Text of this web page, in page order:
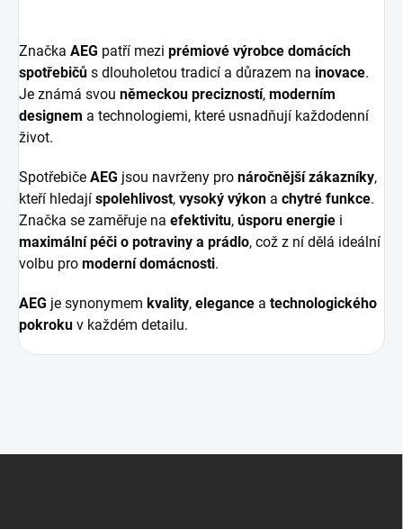
Značka AEG patří mezi prémiové výrobce domácích
spotřebičů s dlouholetou tradicí a důrazem na inovace.
Je známá svou německou precizností, moderním
designem a technologiemi, které usnadňují každodenní
život.
Spotřebiče AEG jsou navrženy pro náročnější zákazníky,
kteří hledají spolehlivost, vysoký výkon a chytré funkce.
Značka se zaměřuje na efektivitu, úsporu energie i
maximální péči o potraviny a prádlo, což z ní dělá ideální
volbu pro moderní domácnosti.
AEG je synonymem kvality, elegance a technologického
pokroku v každém detailu.